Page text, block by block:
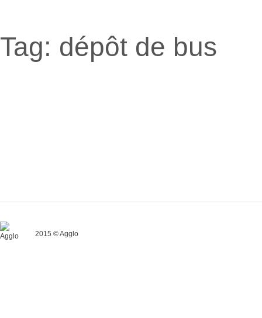
Tag: dépôt de bus
2015 © Agglo